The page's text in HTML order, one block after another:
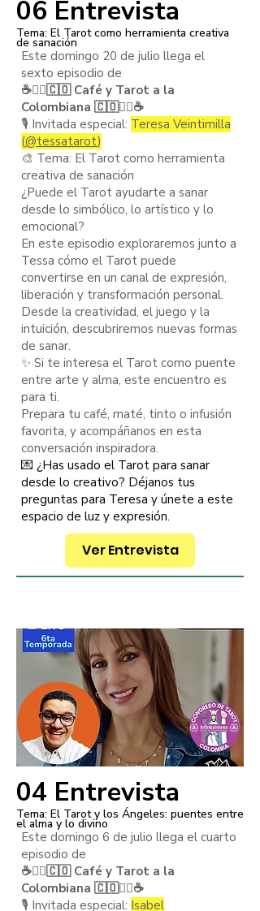
06 Entrevista
Tema: El Tarot como herramienta creativa
de sanación
Este domingo 20 de julio llega el
sexto episodio de
☕️🧙‍♂️🇨🇴 Café y Tarot a la
Colombiana 🇨🇴🧙‍♂️☕️
🎙️ Invitada especial: Teresa Veintimilla
(@tessatarot)
🎨 Tema: El Tarot como herramienta
creativa de sanación
¿Puede el Tarot ayudarte a sanar
desde lo simbólico, lo artístico y lo
emocional?
En este episodio exploraremos junto a
Tessa cómo el Tarot puede
convertirse en un canal de expresión,
liberación y transformación personal.
Desde la creatividad, el juego y la
intuición, descubriremos nuevas formas
de sanar.
✨ Si te interesa el Tarot como puente
entre arte y alma, este encuentro es
para ti.
Prepara tu café, maté, tinto o infusión
favorita, y acompáñanos en esta
conversación inspiradora.
💌 ¿Has usado el Tarot para sanar
desde lo creativo? Déjanos tus
preguntas para Teresa y únete a este
espacio de luz y expresión.
Ver Entrevista
04 Entrevista
Tema: El Tarot y los Ángeles: puentes entre
el alma y lo divino
Este domingo 6 de julio llega el cuarto
episodio de
☕️🧙‍♂️🇨🇴 Café y Tarot a la
Colombiana 🇨🇴🧙‍♂️☕️
🎙️ Invitada especial: Isabel